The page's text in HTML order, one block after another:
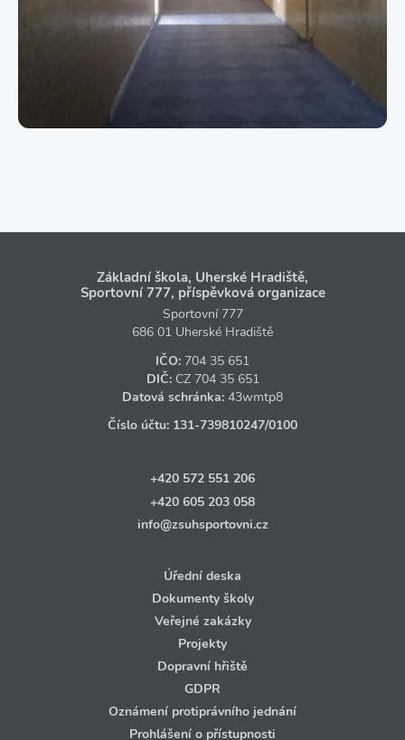
Základní škola, Uherské Hradiště,
Sportovní 777, příspěvková organizace
Sportovní 777
686 01 Uherské Hradiště
IČO: 704 35 651
DIČ: CZ 704 35 651
Datová schránka: 43wmtp8
Číslo účtu: 131‑739810247/0100
+420 572 551 206
+420 605 203 058
info@zsuhsportovni.cz
Úřední deska
Dokumenty školy
Veřejné zakázky
Projekty
Dopravní hřiště
GDPR
Oznámení protiprávního jednání
Prohlášení o přístupnosti